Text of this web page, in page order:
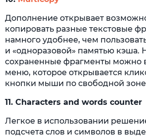
Дополнение открывает
копировать разные текстовые
намного удобнее, чем
и «одноразовой» памятью кэша.
сохраненные фрагменты можно
меню, которое открывается
кнопки мыши по свободной зоне
11. Characters and words counter
Легкое в использовании
подсчета слов и символов в